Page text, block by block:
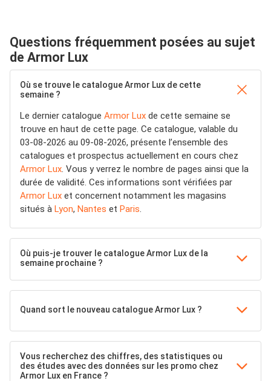
Questions fréquemment posées au sujet
de Armor Lux
Où se trouve le catalogue Armor Lux de cette
semaine ?
Le dernier catalogue Armor Lux de cette semaine se
trouve en haut de cette page. Ce catalogue, valable du
03-08-2026 au 09-08-2026, présente l’ensemble des
catalogues et prospectus actuellement en cours chez
Armor Lux. Vous y verrez le nombre de pages ainsi que la
durée de validité. Ces informations sont vérifiées par
Armor Lux et concernent notamment les magasins
situés à Lyon, Nantes et Paris.
Où puis-je trouver le catalogue Armor Lux de la
semaine prochaine ?
Quand sort le nouveau catalogue Armor Lux ?
Vous recherchez des chiffres, des statistiques ou
des études avec des données sur les promo chez
Armor Lux en France ?